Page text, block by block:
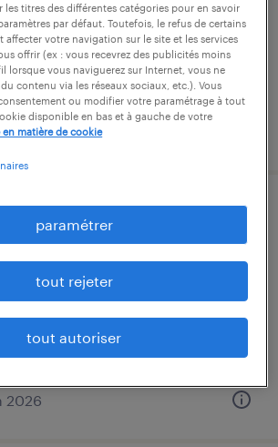
heure
2026
h)
heure
2026
les titres des différentes catégories pour en savoir
par défaut. Toutefois, le refus de certains
affecter votre navigation sur le site et les services
offrir (ex : vous recevrez des publicités moins
lorsque vous naviguerez sur Internet, vous ne
contenu via les réseaux sociaux, etc.). Vous
ou modifier votre paramétrage à tout
disponible en bas et à gauche de votre
matière de cookie
paramétrer
tout rejeter
tout autoriser